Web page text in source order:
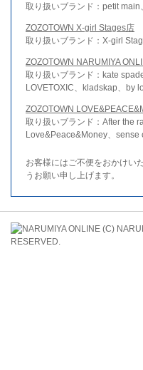
取り扱いブランド：petit
ZOZOTOWN X-girl Stages店
取り扱いブランド：X-girl
ZOZOTOWN NARUMIYA
取り扱いブランド：kate
LOVETOXIC、kladskap、by
ZOZOTOWN
取り扱いブランド：After the
Love&Peace&Money、sense
お客様にはご不便をおかけい
うお願い申し上げます。